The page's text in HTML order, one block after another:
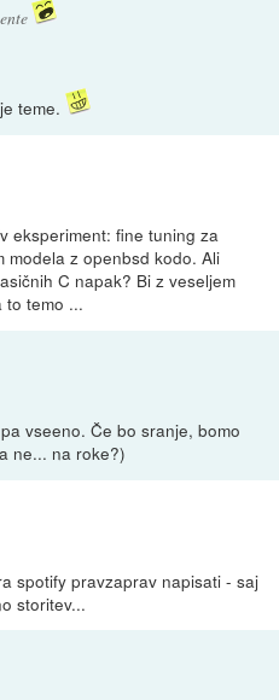
teme.
eksperiment: fine tuning za
modela z openbsd kodo. Ali
C napak? Bi z veseljem
to temo ...
vseeno. Če bo sranje, bomo
ne... na roke?)
spotify pravzaprav napisati - saj
storitev...